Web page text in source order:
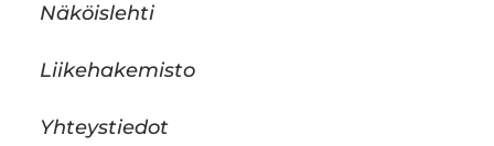
Näköislehti
Liikehakemisto
Yhteystiedot